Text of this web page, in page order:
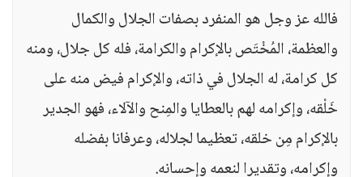
فالله عز وجل هو المنفرد بصفات الجلال والكمال
والعظمة، المُخْتَص بالإكرام والكرامة، فله كل جلال، ومنه
كل كرامة، له الجلال في ذاته، والإكرام فيض منه على
خَلْقه، وإكرامه لهم بالعطايا والمِنح والآلاء، فهو الجدير
بالإكرام مِن خلقه، تعظيما لجلاله، وعرفانا بفضله
وإكرامه، وتقديرا لنعمه وإحسانه.